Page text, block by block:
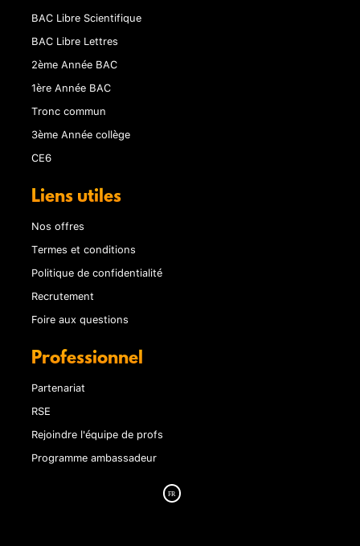
BAC Libre Scientifique
BAC Libre Lettres
2ème Année BAC
1ère Année BAC
Tronc commun
3ème Année collège
CE6
Liens utiles
Nos offres
Termes et conditions
Politique de confidentialité
Recrutement
Foire aux questions
Professionnel
Partenariat
RSE
Rejoindre l'équipe de profs
Programme ambassadeur